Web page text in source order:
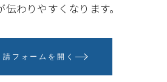
わりやすくなります。
フォームを開く